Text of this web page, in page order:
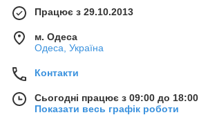
Працює з 29.10.2013
м. Одеса
Одеса, Україна
Контакти
Сьогодні працює з 09:00 до 18:00
Показати весь графік роботи